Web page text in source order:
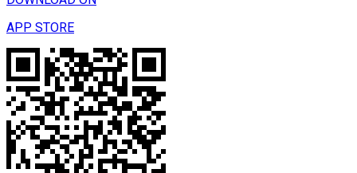
APP STORE